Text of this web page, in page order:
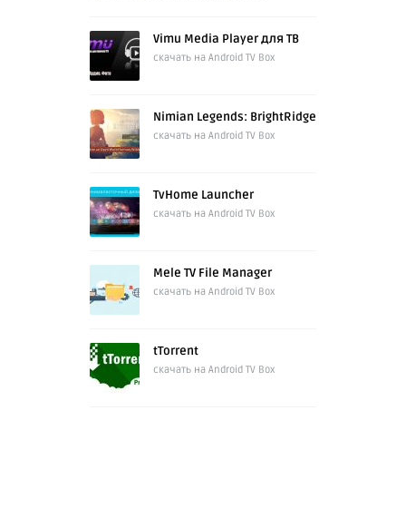
Vimu Media Player для ТВ
скачать на Android TV Box
Nimian Legends: BrightRidge
скачать на Android TV Box
TvHome Launcher
скачать на Android TV Box
Mele TV File Manager
скачать на Android TV Box
tTorrent
скачать на Android TV Box